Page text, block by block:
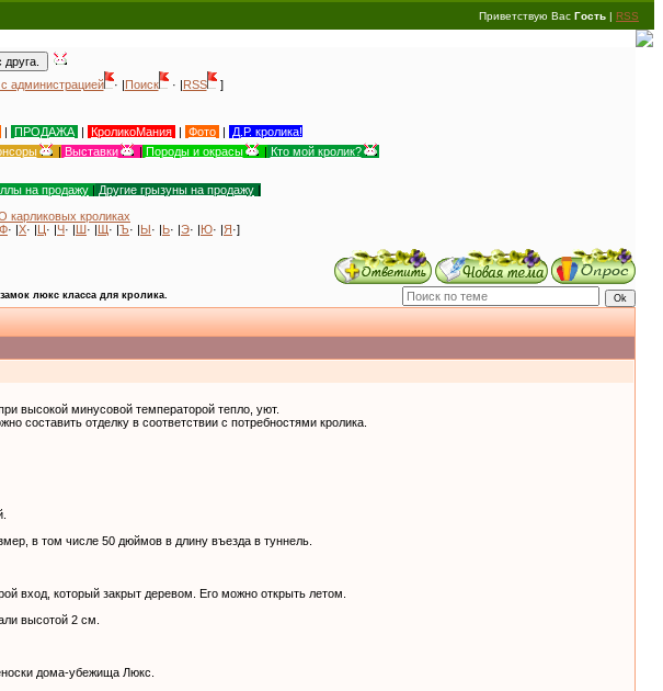
Приветствую Вас Гость | RSS
администрацией · |Поиск · |RSS ]
| ПРОДАЖА | КроликоМания | Фото |
Д.Р. кролика!
| Выставки | Породы и окрасы | Кто мой кролик?
на продажу | Другие грызуны на продажу |
карликовых кроликах
Ф· |Х· |Ц· |Ч· |Ш· |Щ· |Ъ· |Ы· |Ь· |Э· |Ю· |Я·]
люкс класса для кролика.
высокой минусовой температорой тепло, уют.
составить отделку в соответствии с потребностями кролика.
в том числе 50 дюймов в длину въезда в туннель.
вход, который закрыт деревом. Его можно открыть летом.
высотой 2 см.
дома-убежища Люкс.